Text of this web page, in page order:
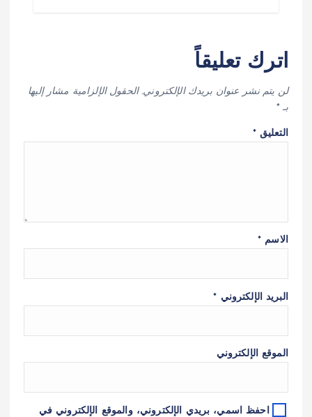
اترك تعليقاً
لن يتم نشر عنوان بريدك الإلكتروني. الحقول الإلزامية مشار إليها
بـ*
التعليق*
الاسم *
البريد الإلكتروني *
الموقع الإلكتروني
احفظ اسمي، بريدي الإلكتروني، والموقع الإلكتروني في